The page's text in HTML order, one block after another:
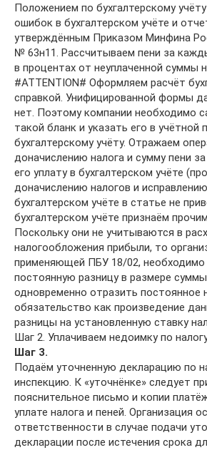
Положением по бухгалтерскому
ошибок в бухгалтерском учёте и
утверждённым Приказом Минфина
№ 63н11. Рассчитываем пени за
в процентах от неуплаченной суммы
#ATTENTION# Оформляем расчёт
справкой. Унифицированной формы
нет. Поэтому компании необходимо
такой бланк и указать его в учётной
бухгалтерскому учёту. Отражаем
доначислению налога и сумму пени
его уплату в бухгалтерском учёте
доначислению налогов и
бухгалтерском учёте в статье не
бухгалтерском учёте признаём
Поскольку они не учитываются в
налогообложения прибыли, то
применяющей ПБУ 18/02, необходимо
постоянную разницу в размере
одновременно отразить постоянное
обязательство как произведение
разницы на установленную ставку
Шаг 2. Уплачиваем недоимку по
Шаг 3.
Подаём уточненную декларацию по
инспекцию. К «уточнёнке» следует
пояснительное письмо и копии
уплате налога и пеней. Организация
ответственности в случае подачи
декларации после истечения срока